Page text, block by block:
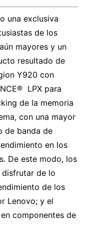
una exclusiva
de los
mayores y un
resultado de
Y920 con
LPX para
de la memoria
con una mayor
de banda de
en los
De este modo, los
disfrutar de lo
de los
Lenovo; y el
componentes de